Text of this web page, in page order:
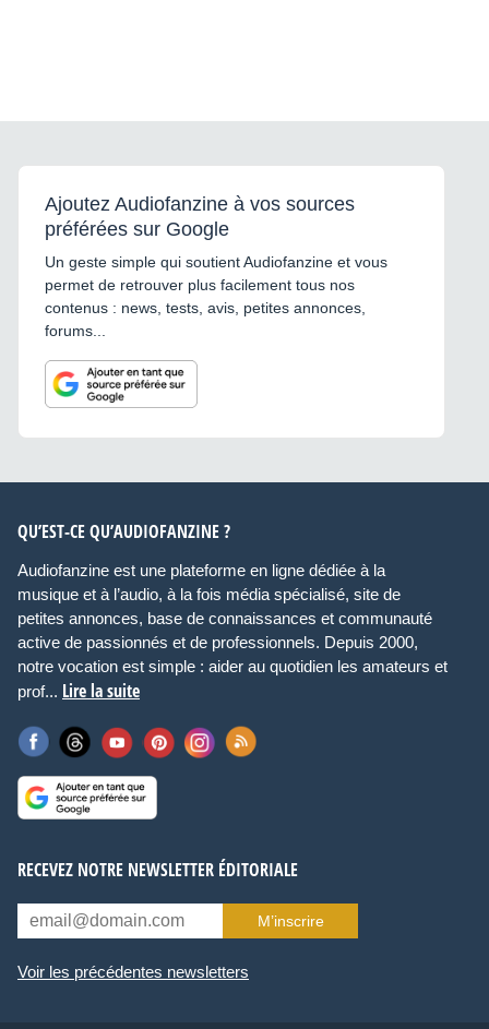
Ajoutez Audiofanzine à vos sources
préférées sur Google
Un geste simple qui soutient Audiofanzine et vous
permet de retrouver plus facilement tous nos
contenus : news, tests, avis, petites annonces,
forums...
QU’EST-CE QU’AUDIOFANZINE ?
Audiofanzine est une plateforme en ligne dédiée à la
musique et à l’audio, à la fois média spécialisé, site de
petites annonces, base de connaissances et communauté
active de passionnés et de professionnels. Depuis 2000,
notre vocation est simple : aider au quotidien les amateurs et
prof... Lire la suite
RECEVEZ NOTRE NEWSLETTER ÉDITORIALE
M’inscrire
Voir les précédentes newsletters